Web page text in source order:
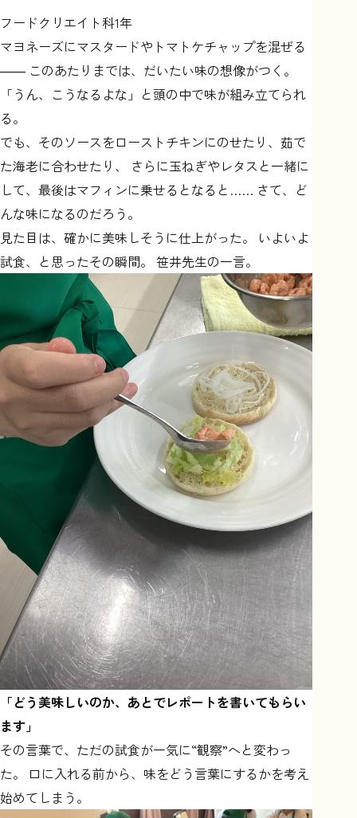
フードクリエイト科1年
マヨネーズにマスタードやトマトケチャップを混ぜる
―― このあたりまでは、だいたい味の想像がつく。
「うん、こうなるよな」と頭の中で味が組み立てられ
る。
でも、そのソースをローストチキンにのせたり、茹で
た海老に合わせたり、 さらに玉ねぎやレタスと一緒に
して、最後はマフィンに乗せるとなると…… さて、ど
んな味になるのだろう。
見た目は、確かに美味しそうに仕上がった。 いよいよ
試食、と思ったその瞬間。 笹井先生の一言。
「どう美味しいのか、あとでレポートを書いてもらい
ます」
その言葉で、ただの試食が一気に“観察”へと変わっ
た。 口に入れる前から、味をどう言葉にするかを考え
始めてしまう。